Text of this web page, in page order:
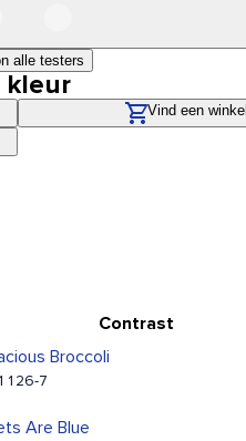
alle testers
kleur
Vind een winkel
Contrast
Broccoli
7
Are Blue